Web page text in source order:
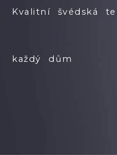
Kvalitní švédská
každý dům